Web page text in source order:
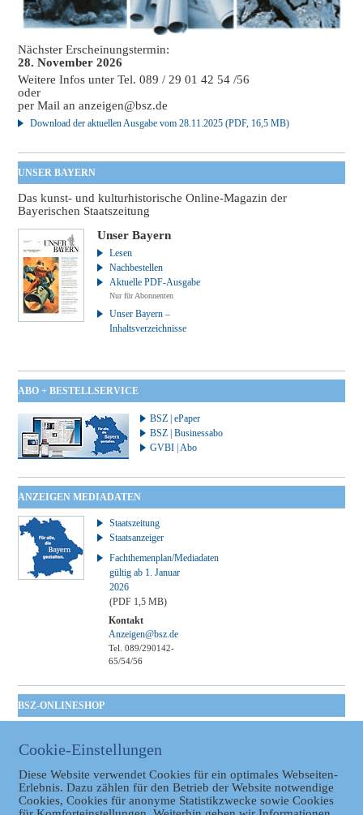
Nächster Erscheinungstermin:
28. November 2026
Weitere Infos unter Tel. 089 / 29 01 42 54 /56
oder
per Mail ananzeigen@bsz.de
Download der aktuellen Ausgabe vom 28.11.2025 (PDF, 16,5 MB)
UNSER BAYERN
Das kunst- und kulturhistorische Online-Magazin der
Bayerischen Staatszeitung
Unser Bayern
Lesen
Nachbestellen
Aktuelle PDF-Ausgabe
Nur für Abonnenten
Unser Bayern –
Inhaltsverzeichnisse
ABO + BESTELLSERVICE
BSZ | ePaper
BSZ | Businessabo
GVBI | Abo
ANZEIGEN MEDIADATEN
Staatszeitung
Staatsanzeiger
Fachthemenplan/Mediadaten
gültig ab 1. Januar
2026
(PDF 1,5 MB)
Kontakt
Anzeigen@bsz.de
Tel. 089/290142-
65/54/56
BSZ-ONLINESHOP
Taschenbuch
GVBl | Einbanddecke
Cookie-Einstellungen
Diese Website verwendet Cookies für ein optimales Webseiten-
Erlebnis. Dazu zählen für den Betrieb der Website notwendige
Cookies, Cookies für anonyme Statistikzwecke sowie Cookies